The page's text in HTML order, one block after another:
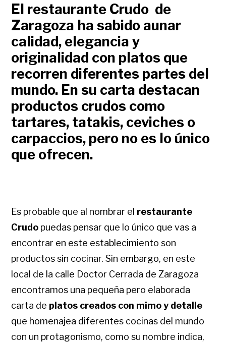
El restaurante Crudo de
Zaragoza ha sabido aunar
calidad, elegancia y
originalidad con platos que
recorren diferentes partes del
mundo. En su carta destacan
productos crudos como
tartares, tatakis, ceviches o
carpaccios, pero no es lo único
que ofrecen.
Es probable que al nombrar el restaurante
Crudo puedas pensar que lo único que vas a
encontrar en este establecimiento son
productos sin cocinar. Sin embargo, en este
local de la calle Doctor Cerrada de Zaragoza
encontramos una pequeña pero elaborada
carta de platos creados con mimo y detalle
que homenajea diferentes cocinas del mundo
con un protagonismo, como su nombre indica,